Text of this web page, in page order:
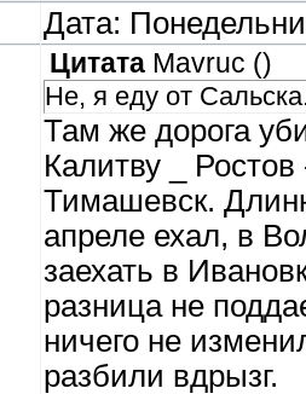
Дата:
Цитата Mavruc ()
Не, я еду от
Там же дорога
Калитву _
Тимашевск.
апреле ехал, в
заехать в
разница не
ничего не
разбили вдрызг.